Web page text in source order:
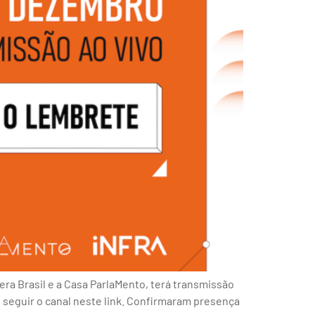
Brasil e a Casa ParlaMento, terá transmissão
o canal neste link. Confirmaram presença